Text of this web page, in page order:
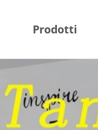
Prodotti